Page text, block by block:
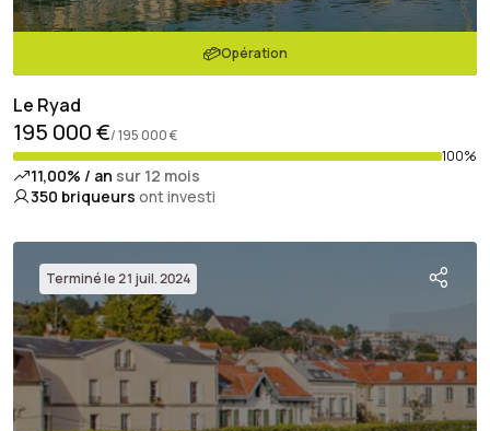
Opération
Le Ryad
195 000 €/ 195 000 €
100%
11,00% / an sur 12 mois
350 briqueurs ont investi
Terminé le 21 juil. 2024